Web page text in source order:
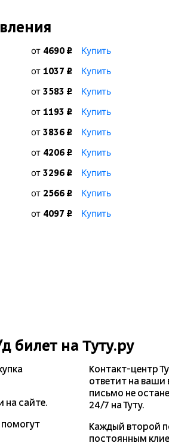
от 4690 ₽
Купить
от 1037 ₽
Купить
от3583 ₽
Купить
от 1193 ₽
Купить
от3836 ₽
Купить
от 4206 ₽
Купить
от3296 ₽
Купить
от 2566 ₽
Купить
от 4097 ₽ Купить
билет на Туту.ру
на сайте.
Контакт-центр
ответит на ваши
письмо не
24/7 на Туту.
Каждый второй
постоянным